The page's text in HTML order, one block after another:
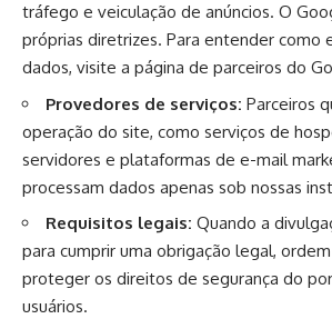
tráfego e veiculação de anúncios. O
próprias diretrizes. Para entender como
dados, visite a página de parceiros do
Provedores de serviços: Parceiros
operação do site, como serviços de
servidores e plataformas de e-mail
processam dados apenas sob nossas
Requisitos legais: Quando a
para cumprir uma obrigação legal,
proteger os direitos de segurança do
usuários.